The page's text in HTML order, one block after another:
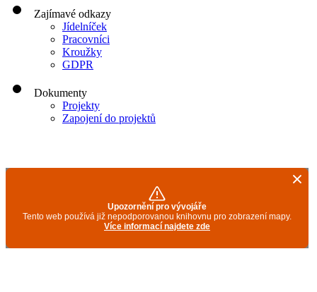
Zajímavé odkazy
Jídelníček
Pracovníci
Kroužky
GDPR
Dokumenty
Projekty
Zapojení do projektů